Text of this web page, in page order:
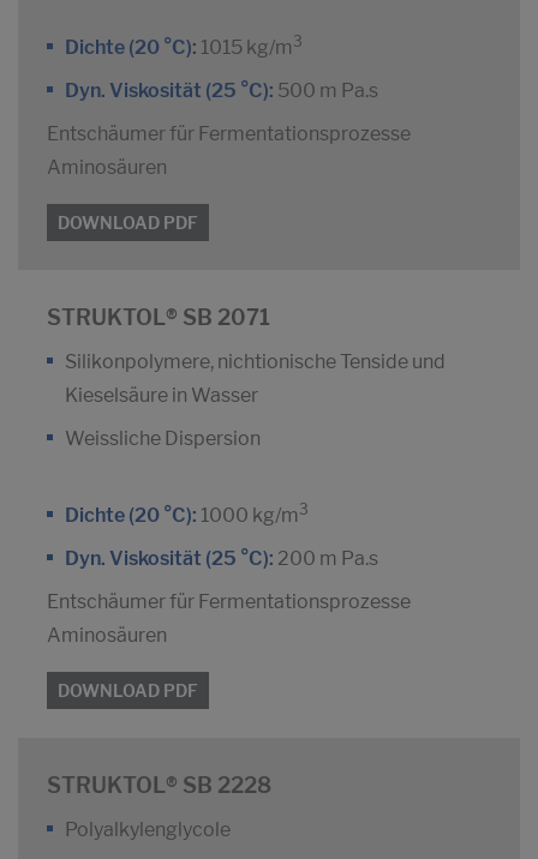
Dichte (20 °C): 1015 kg/m 3
Dyn. Viskosität (25 °C): 500 m Pa.s
Entschäumer für Fermentationsprozesse
Aminosäuren
DOWNLOAD PDF
STRUKTOL® SB 2071
Silikonpolymere, nichtionische Tenside und
Kieselsäure in Wasser
Weissliche Dispersion
Dichte (20 °C): 1000 kg/m 3
Dyn. Viskosität (25 °C): 200 m Pa.s
Entschäumer für Fermentationsprozesse
Aminosäuren
DOWNLOAD PDF
STRUKTOL® SB 2228
Polyalkylenglycole